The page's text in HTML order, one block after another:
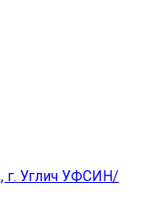
г. Углич УФСИН/